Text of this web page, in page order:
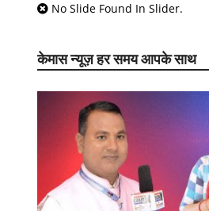
No Slide Found In Slider.
केमास न्यूज़ हर समय आपके साथ